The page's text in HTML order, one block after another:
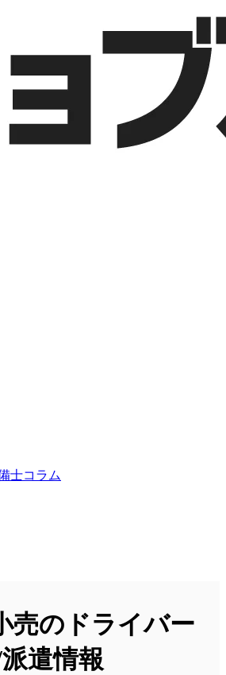
士コラム
売のドライバー
遣情報